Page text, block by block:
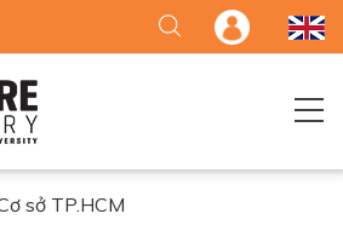
sở TP.HCM